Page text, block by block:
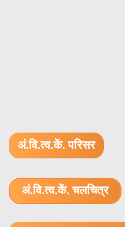
अं.वि.त्व.कें. परिसर
अं.वि.त्व.कें. चलचित्र